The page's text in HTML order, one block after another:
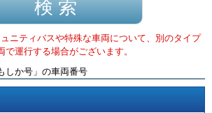
ニティバスや特殊な車両について、別のタイプ
で運行する場合がございます。
しか号 」 の車両番号